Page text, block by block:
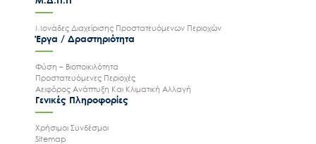
Μονάδες Διαχείρισης Προστατευόμενων Περιοχών
Έργα / Δραστηριότητα
Φύση – Βιοποικιλότητα
Προστατευόμενες Περιοχές
Αειφόρος Ανάπτυξη Και Κλιματική Αλλαγή
Γενικές Πληροφορίες
Χρήσιμοι Συνδέσμοι
Sitemap